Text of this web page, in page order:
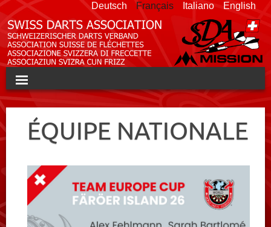
Deutsch Français Italiano English
HOME
SDA
CHAMPIONNAT PAR ÉQUIPE
SWISS OPEN
TOURNOIS
ÉQUIPE NATIONALE